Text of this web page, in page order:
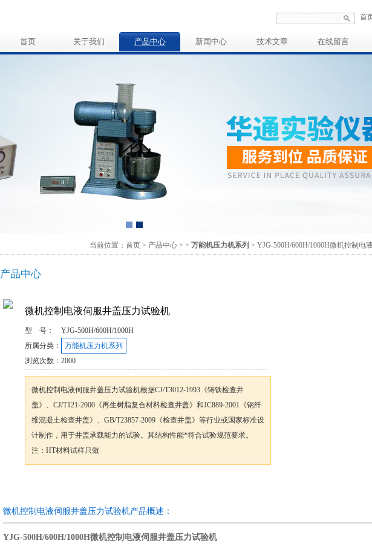
首
首页 关于我们 产品中心 新闻中心 技术文章 在线留言
当前位置： 首页 > 产品中心 > > 万能机压力机系列 > YJG-500H/600H/1000H微机控制电
产品中心
微机控制电液伺服井盖压力试验机
型 号：
YJG-500H/600H/1000H
所属分类：
万能机压力机系列
浏览次数： 2000
微机控制电液伺服井盖压力试验机根据CJ/T3012-1993《铸铁检查井
盖》、CJ/T121-2000《再生树脂复合材料检查井盖》和JC889-2001《钢纤
维混凝土检查井盖》、GB/T23857-2009《检查井盖》等行业或国家标准设
计制作，用于井盖承载能力的试验。其结构性能*符合试验规范要求。
注：HT材料试样只做
微机控制电液伺服井盖压力试验机产品概述：
YJG-500H/600H/1000H微机控制电液伺服井盖压力试验机